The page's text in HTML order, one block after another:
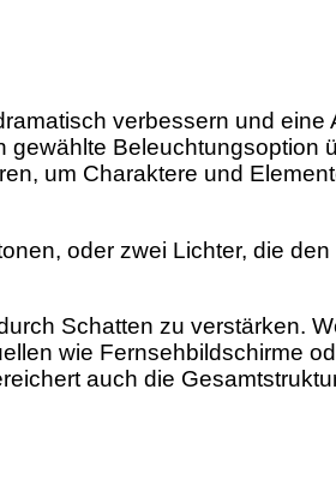
verbessern und
Beleuchtungsoption
um Charaktere und
oder zwei Lichter, die
Schatten zu verstärken.
wie Fernsehbildschirme
auch die